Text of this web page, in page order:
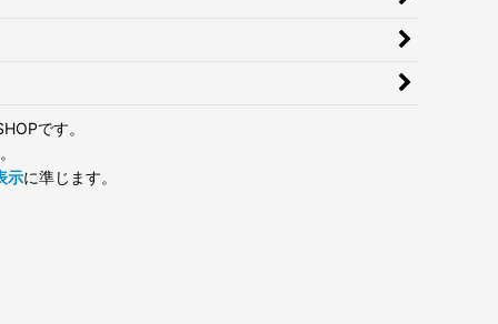
です。
示に準じます。